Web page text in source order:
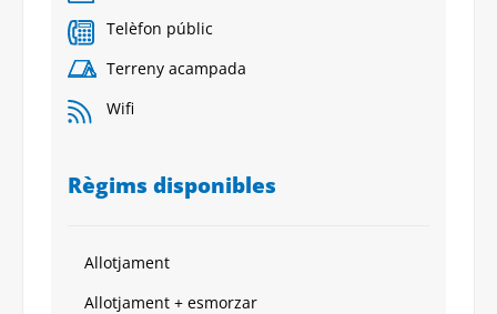
Telèfon públic
Terreny acampada
Wifi
Règims disponibles
Allotjament
Allotjament + esmorzar